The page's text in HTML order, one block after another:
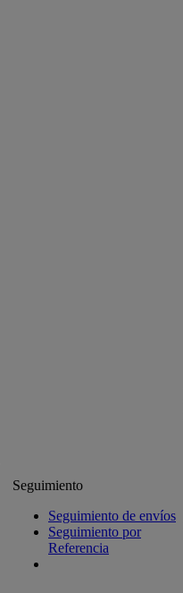
Seguimiento
Seguimiento de envíos
Seguimiento por
Referencia